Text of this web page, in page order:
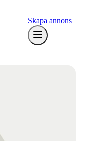
Skapa annons